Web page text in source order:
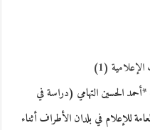
(1)
الحسين التهامي (دراسة في
للإعلام في بلدان الأطراف أثناء